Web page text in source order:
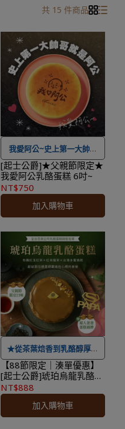
共 15 件商品
我愛阿公~史上第一大帥哥
就是阿公
★最快出貨日，目前為付款
日+4個工作天
十九條所定之合理例外情事
「保存期限較短商品」，於
收受商品後將無法享有七天
猶豫期之權益且不得辦理退
貨。
★本商品不適用 ＃線上優惠
券及紅利點數折抵，可累積
紅利點數
★本限台灣本島配送，如有
離島需求請洽小編運費另計
★本商品恕不配合滿額贈&
加價購。
[起士公爵]★父親節限定★
我愛阿公乳酪蛋糕 6吋~
NT$750
加入購物車
★從茶葉焙香到乳酪醇厚，
一口品味層層回甘的成熟韻
味
★最快出貨日，目前為付款
日+4個工作天
【88節限定｜湊單優惠】
[起士公爵]琥珀烏龍乳酪蛋
糕 6吋｜附父親節插牌、提
袋、盤叉｜生日蛋糕/父親
NT$888
加入購物車